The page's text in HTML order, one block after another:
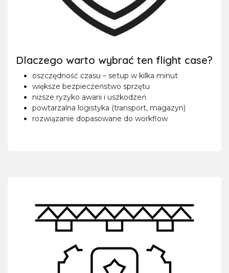
Dlaczego warto wybrać ten flight case?
oszczędność czasu – setup w kilka minut
większe bezpieczeństwo sprzętu
niższe ryzyko awarii i uszkodzeń
powtarzalna logistyka (transport, magazyn)
rozwiązanie dopasowane do workflow